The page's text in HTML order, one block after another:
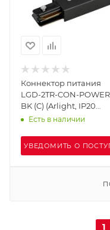
Коннектор питания
LGD-2TR-CON-
BK (C) (Arlight, IP20
Пластик, 3 года)
Есть в наличии
УВЕДОМИТЬ О
1